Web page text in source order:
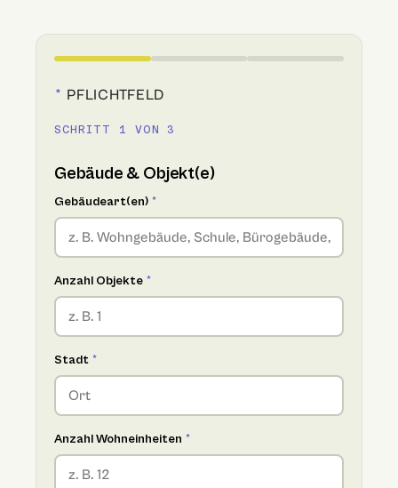
* PFLICHTFELD
SCHRITT 1 VON 3
Gebäude & Objekt(e)
Gebäudeart(en) *
Anzahl Objekte *
Stadt *
Anzahl Wohneinheiten *